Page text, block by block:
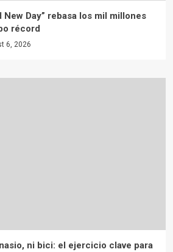
New Day” rebasa los mil millones
récord
6, 2026
ni bici: el ejercicio clave para